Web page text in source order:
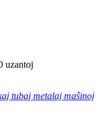
uzantoj
tubaj metalaj maŝinoj